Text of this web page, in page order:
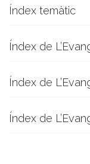
Índex temàtic
Índex de
Índex de
Índex de